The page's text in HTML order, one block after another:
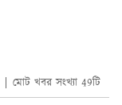
মোট খবর সংখ্যা 49টি